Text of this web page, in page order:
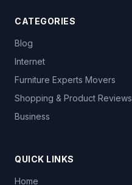
CATEGORIES
Blog
Internet
Furniture Experts Movers
Shopping & Product Reviews
Business
QUICK LINKS
Home